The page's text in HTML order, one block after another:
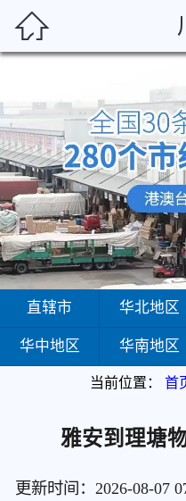

直辖市 华北地区
华中地区 华南地区
当前位置： 首
雅安到理塘
更新时间：2026-08-07